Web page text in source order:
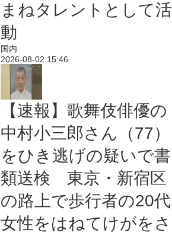
まねタレントとして活
動
国内
2026-08-02 15:46
【速報】歌舞伎俳優の
中村小三郎さん（77）
をひき逃げの疑いで書
類送検 東京・新宿区
の路上で歩行者の20代
女性をはねてけがをさ